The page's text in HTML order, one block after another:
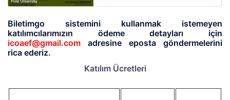
Biletimgo sistemini kullanmak istemeyen
katılımcılarımızın ödeme detayları için
icoaef@gmail.com adresine eposta göndermelerini
rica ederiz.
Katılım Ücretleri